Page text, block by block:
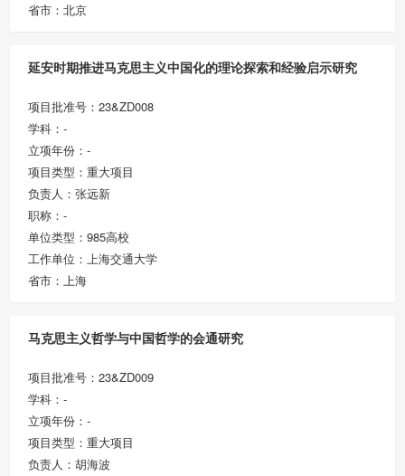
省市：北京
延安时期推进马克思主义中国化的理论探索和经验启示研究
项目批准号：23&ZD008
学科：-
立项年份：-
项目类型：重大项目
负责人：张远新
职称：-
单位类型：985高校
工作单位：上海交通大学
省市：上海
马克思主义哲学与中国哲学的会通研究
项目批准号：23&ZD009
学科：-
立项年份：-
项目类型：重大项目
负责人：胡海波